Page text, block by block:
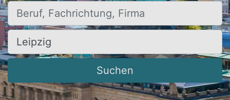
Beruf, Fachrichtung, Firma
Ort, Stadt
Suchen